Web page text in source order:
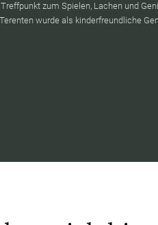
zum Spielen, Lachen und
wurde als kinderfreundliche